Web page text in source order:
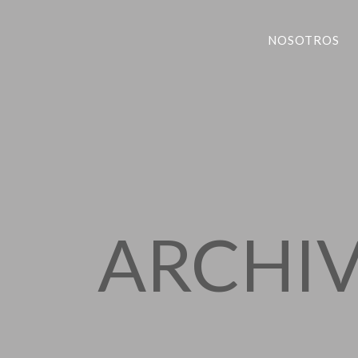
NOSOTROS